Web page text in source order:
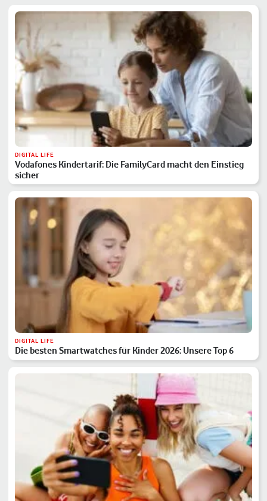
DIGITAL LIFE
Vodafones Kindertarif: Die FamilyCard macht den Einstieg
sicher
DIGITAL LIFE
Die besten Smartwatches für Kinder 2026: Unsere Top 6